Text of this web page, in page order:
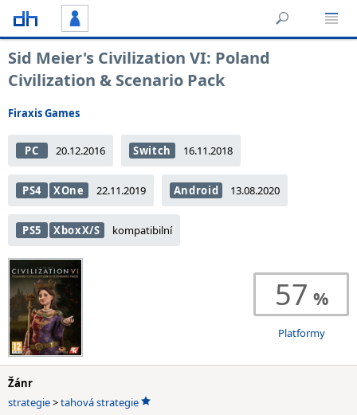
Sid Meier's Civilization VI: Poland
Civilization & Scenario Pack
Firaxis Games
PC 20.12.2016 Switch 16.11.2018
PS4 XOne 22.11.2019 Android 13.08.2020
PS5 XboxX/S kompatibilní
57
Platformy
Žánr
strategie>tahová strategie